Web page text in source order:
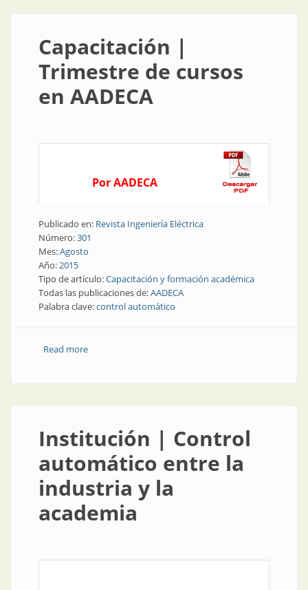
Capacitación |
Trimestre de cursos
en AADECA
Por AADECA
Publicado en: Revista Ingeniería Eléctrica
Número:301
Mes:Agosto
Año:2015
Tipo de artículo:Capacitación y formación académica
Todas las publicaciones de:AADECA
Palabra clave:control automático
Read moreabout Capacitación | Trimestre de cursos en AADECA
Institución | Control
automático entre la
industria y la
academia